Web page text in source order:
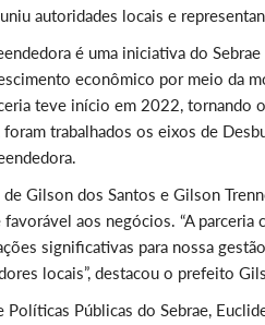
autoridades locais e
é uma iniciativa do
econômico por meio da
teve início em 2022, tornando
trabalhados os eixos de
Gilson dos Santos e Gilson
aos negócios. “A
significativas para nossa
locais”, destacou o prefeito
Políticas Públicas do Sebrae,